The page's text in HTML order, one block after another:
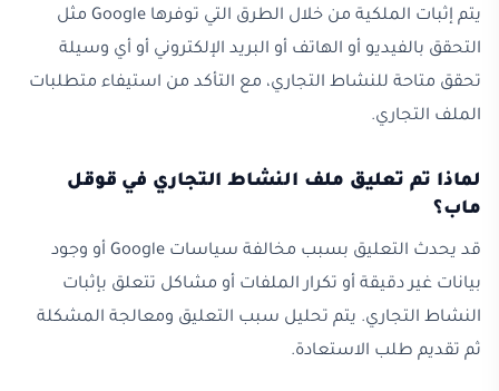
يتم إثبات الملكية من خلال الطرق التي توفرها Google مثل
التحقق بالفيديو أو الهاتف أو البريد الإلكتروني أو أي وسيلة
تحقق متاحة للنشاط التجاري، مع التأكد من استيفاء متطلبات
الملف التجاري.
لماذا تم تعليق ملف النشاط التجاري في قوقل
ماب؟
قد يحدث التعليق بسبب مخالفة سياسات Google أو وجود
بيانات غير دقيقة أو تكرار الملفات أو مشاكل تتعلق بإثبات
النشاط التجاري. يتم تحليل سبب التعليق ومعالجة المشكلة
ثم تقديم طلب الاستعادة.